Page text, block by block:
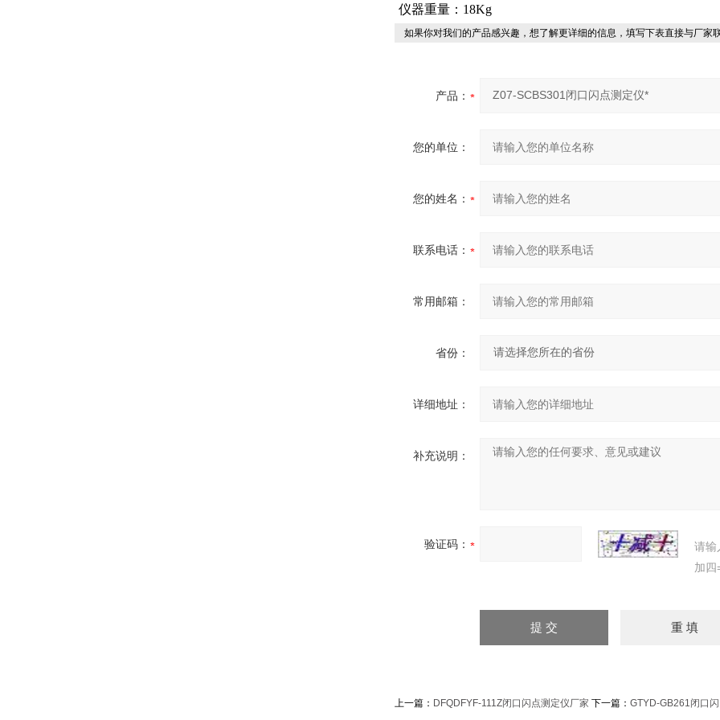
仪器重量：18Kg
如果你对我们的产品感兴趣，想了解更详细的信息，填写下表直接与厂家
产品：
您的单位：
您的姓名：
联系电话：
常用邮箱：
省份：
详细地址：
补充说明：
验证码：
请输
加四
上一篇： DFQDFYF-111Z闭口闪点测定仪厂家 下一篇： GTYD-GB261闭口